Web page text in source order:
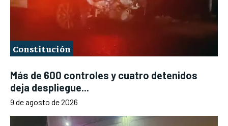
Constitución
Más de 600 controles y cuatro detenidos
deja despliegue...
9 de agosto de 2026